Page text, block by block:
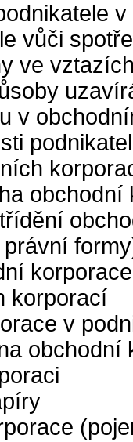
vůči
ve
v
obchodní
korporace
korporací
v
obchodní